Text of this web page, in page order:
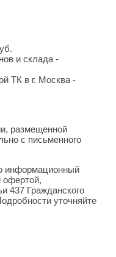
и склада -
ТК в г. Москва -
размещенной
с письменного
информационный
офертой,
437 Гражданского
уточняйте